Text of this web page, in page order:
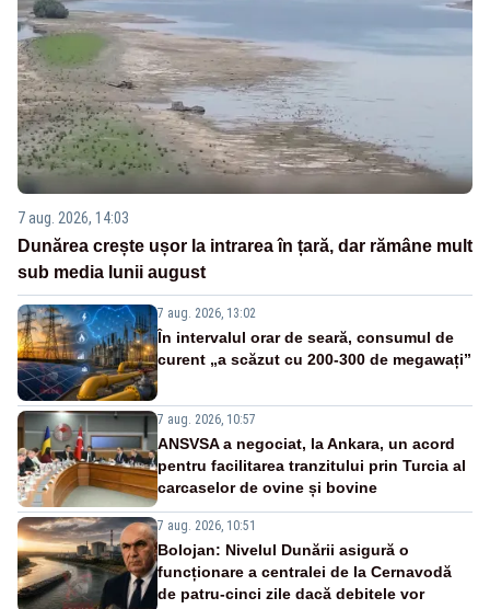
7 aug. 2026, 14:03
Dunărea crește ușor la intrarea în țară, dar rămâne mult
sub media lunii august
7 aug. 2026, 13:02
În intervalul orar de seară, consumul de
curent „a scăzut cu 200-300 de megawați”
7 aug. 2026, 10:57
ANSVSA a negociat, la Ankara, un acord
pentru facilitarea tranzitului prin Turcia al
carcaselor de ovine și bovine
7 aug. 2026, 10:51
Bolojan: Nivelul Dunării asigură o
funcționare a centralei de la Cernavodă
de patru-cinci zile dacă debitele vor